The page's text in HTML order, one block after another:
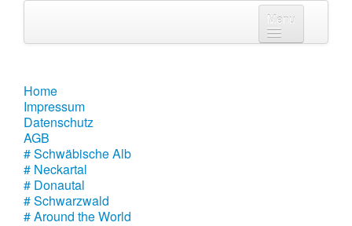
Menu
Datenschutz
AGB
# Neckartal
# Donautal
Home
Impressum
Datenschutz
AGB
# Schwäbische Alb
# Neckartal
# Donautal
# Schwarzwald
# Around the World